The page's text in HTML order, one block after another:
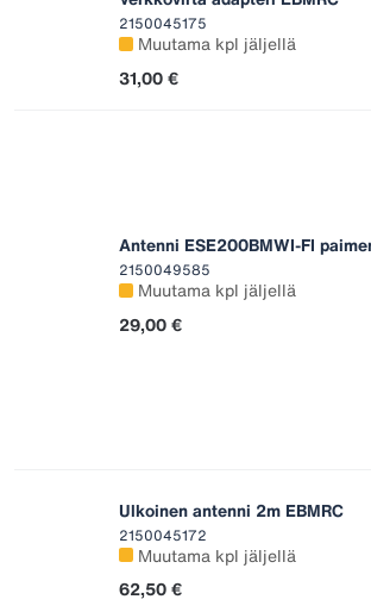
2150045175
Muutama kpl jäljellä
31,00 €
Antenni ESE200BMWI-FI
2150049585
Muutama kpl jäljellä
29,00 €
Ulkoinen antenni 2m EBMRC
2150045172
Muutama kpl jäljellä
62,50 €